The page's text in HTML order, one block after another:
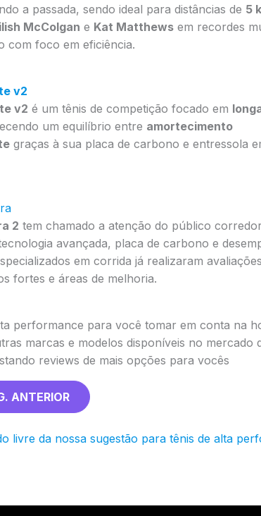
a passada, sendo ideal para distâncias de 5
McColgan e Kat Matthewsem recordes
com foco em eficiência.
v2
v2 é um tênis de competição focado em
um equilíbrio entre amortecimento
graças à sua placa de carbono e entressola
2 tem chamado a atenção do público
avançada, placa de carbono e
em corrida já realizaram
fortes e áreas de melhoria.
performance para você tomar em conta na
marcas e modelos disponíveis no mercado
reviews de mais opções para vocês
ANTERIOR
livre da nossa sugestão para tênis de alta